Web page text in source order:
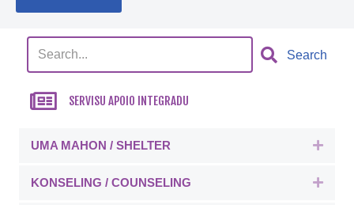
Search
SERVISU APOIO INTEGRADU
UMA MAHON / SHELTER
KONSELING / COUNSELING